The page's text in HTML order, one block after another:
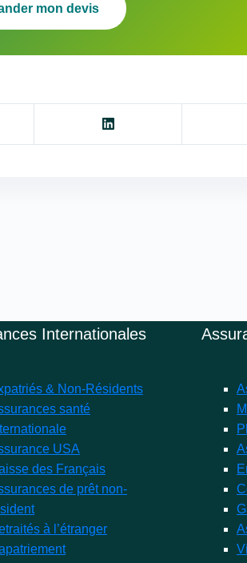
mon devis
Internationales
& Non-Résidents
santé
USA
des Français
de prêt non-
à l’étranger